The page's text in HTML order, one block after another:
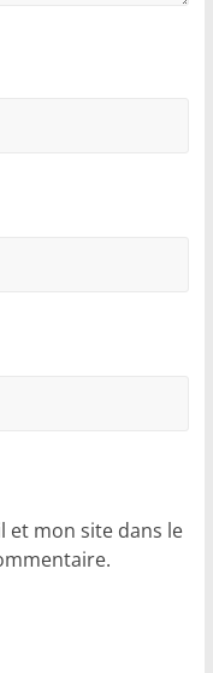
et mon site dans le